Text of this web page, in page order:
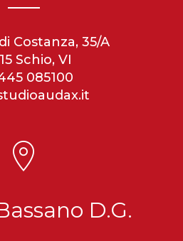
Costanza, 35/A
Schio, VI
085100
D.G.